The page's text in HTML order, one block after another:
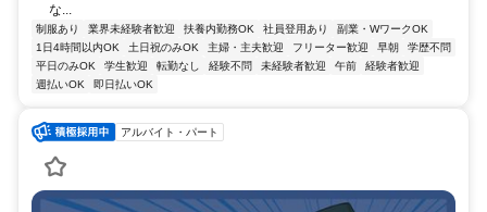
な...
制服あり 業界未経験者歓迎 扶養内勤務OK 社員登用あり
副業・WワークOK
1日4時間以内OK
土日祝のみOK 主婦・主夫歓迎 フリーター歓迎 早朝
学歴不問
平日のみOK
学生歓迎 転勤なし 経験不問 未経験者歓迎 午前
経験者歓迎
週払いOK
即日払いOK
アルバイト・パート